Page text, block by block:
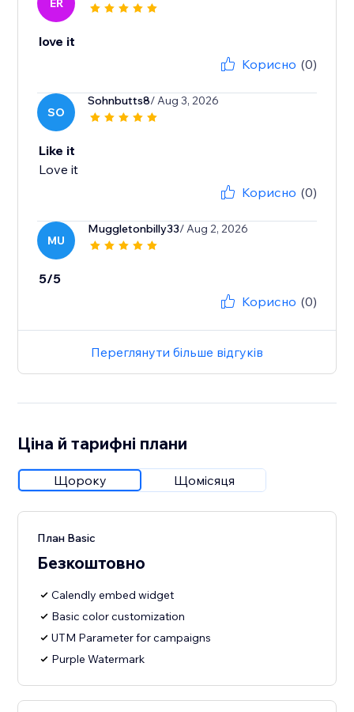
ER
love it
Корисно (0)
SO
Sohnbutts8/ Aug 3, 2026
Like it
Love it
Корисно (0)
MU
Muggletonbilly33/ Aug 2, 2026
5/5
Корисно (0)
Переглянути більше відгуків
Ціна й тарифні плани
Щороку Щомісяця
План Basic
Безкоштовно
Calendly embed widget
Basic color customization
UTM Parameter for campaigns
Purple Watermark